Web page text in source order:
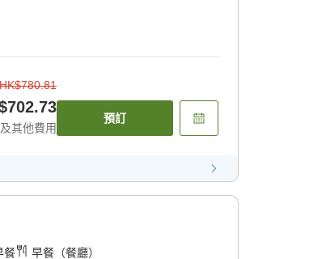
HK$780.81
其他費用
預訂
餐 早餐（餐廳）